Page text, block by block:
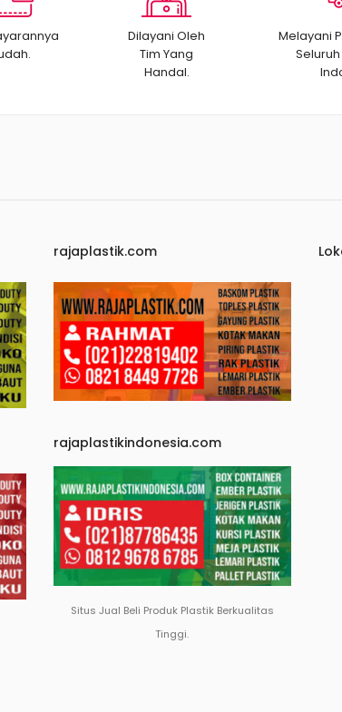
Dilayani Oleh
Tim Yang
Handal.
Melayani
rajaplastik.com
rajaplastikindonesia.com
Situs Jual Beli Produk Plastik Berkualitas
Tinggi.